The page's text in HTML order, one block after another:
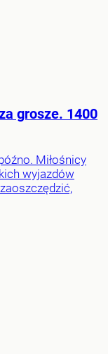
grosze. 1400
Miłośnicy
wyjazdów